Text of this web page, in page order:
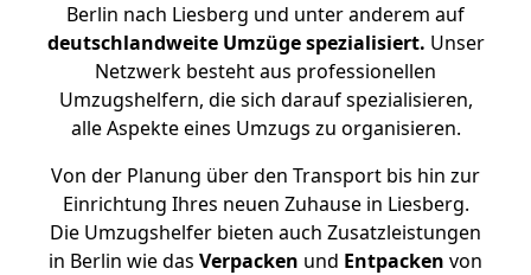
Berlin nach Liesberg und unter anderem auf
deutschlandweite Umzüge spezialisiert. Unser
Netzwerk besteht aus professionellen
Umzugshelfern, die sich darauf spezialisieren,
alle Aspekte eines Umzugs zu organisieren.
Von der Planung über den Transport bis hin zur
Einrichtung Ihres neuen Zuhause in Liesberg.
Die Umzugshelfer bieten auch Zusatzleistungen
in Berlin wie das Verpacken und Entpacken von